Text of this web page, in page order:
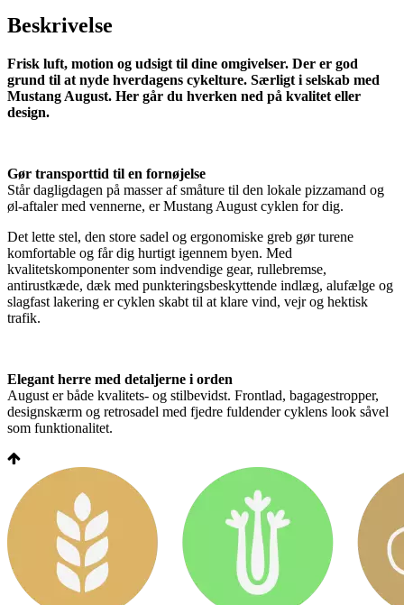
Beskrivelse
Frisk luft, motion og udsigt til dine omgivelser. Der er god
grund til at nyde hverdagens cykelture. Særligt i selskab med
Mustang August. Her går du hverken ned på kvalitet eller
design.
Gør transporttid til en fornøjelse
Står dagligdagen på masser af småture til den lokale pizzamand og
øl-aftaler med vennerne, er Mustang August cyklen for dig.
Det lette stel, den store sadel og ergonomiske greb gør turene
komfortable og får dig hurtigt igennem byen. Med
kvalitetskomponenter som indvendige gear, rullebremse,
antirustkæde, dæk med punkteringsbeskyttende indlæg, alufælge og
slagfast lakering er cyklen skabt til at klare vind, vejr og hektisk
trafik.
Elegant herre med detaljerne i orden
August er både kvalitets- og stilbevidst. Frontlad, bagagestropper,
designskærm og retrosadel med fjedre fuldender cyklens look såvel
som funktionalitet.